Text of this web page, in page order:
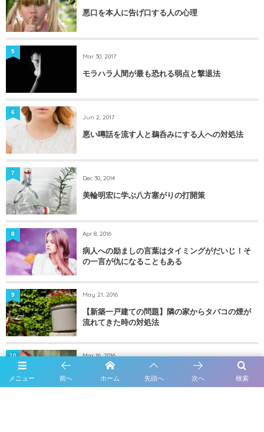
悪口を本人に告げ口する人の心理
Mar 30, 2017
モラハラ人間が最も恐れる弱点と撃退法
5
Jun 2, 2017
悪い噂話を流す人と鵜呑みにする人への対処法
6
Dec 30, 2014
美輪明宏に学ぶ八方塞がりの打開策
7
Apr 8, 2016
病人への励ましの言葉はタイミングがだいじ！そ
の一言が仇になることもある
8
May 21, 2016
【新築一戸建ての問題】隣の家からタバコの煙が
流れてきた時の対処法
9
Mar 16, 2016
子宮摘出手術から2週間経過した今の状態〜痛みは
どのくらい？
10
メニュー 検索
前へ ホーム 先頭へ 次へ